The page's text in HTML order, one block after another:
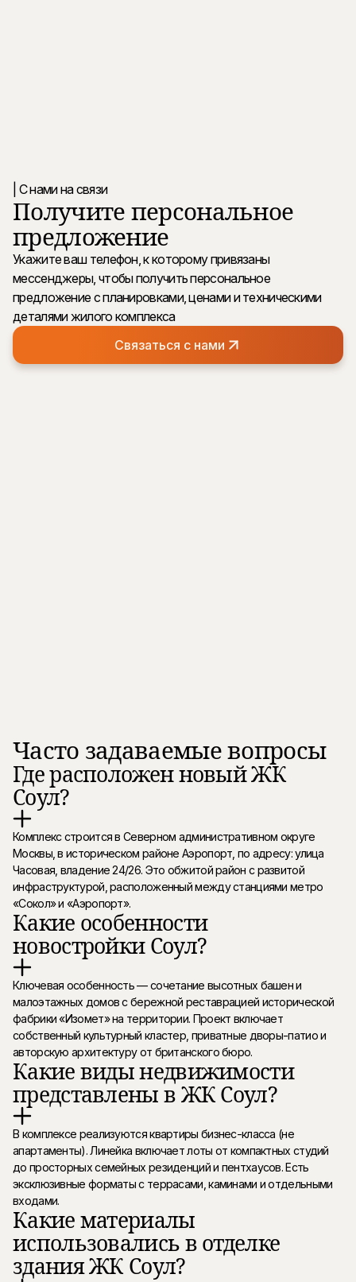
| С нами на связи
Получите персональное
предложение
Укажите ваш телефон, к которому привязаны
мессенджеры, чтобы получить персональное
предложение с планировками, ценами и техническими
деталями жилого комплекса
Связаться с нами
Часто задаваемые вопросы
Где расположен новый ЖК
Соул?
Комплекс строится в Северном административном округе
Москвы, в историческом районе Аэропорт, по адресу: улица
Часовая, владение 24/26. Это обжитой район с развитой
инфраструктурой, расположенный между станциями метро
«Сокол» и «Аэропорт».
Какие особенности
новостройки Соул?
Ключевая особенность — сочетание высотных башен и
малоэтажных домов с бережной реставрацией исторической
фабрики «Изомет» на территории. Проект включает
собственный культурный кластер, приватные дворы-патио и
авторскую архитектуру от британского бюро.
Какие виды недвижимости
представлены в ЖК Соул?
В комплексе реализуются квартиры бизнес-класса (не
апартаменты). Линейка включает лоты от компактных студий
до просторных семейных резиденций и пентхаусов. Есть
эксклюзивные форматы с террасами, каминами и отдельными
входами.
Какие материалы
использовались в отделке
здания ЖК Соул?